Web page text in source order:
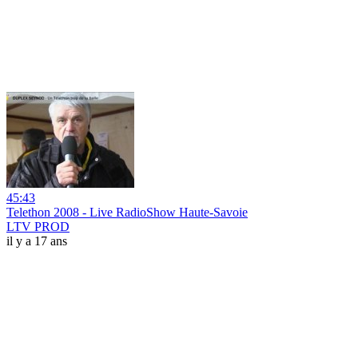
45:43
Telethon 2008 - Live RadioShow Haute-Savoie
LTV PROD
il y a 17 ans